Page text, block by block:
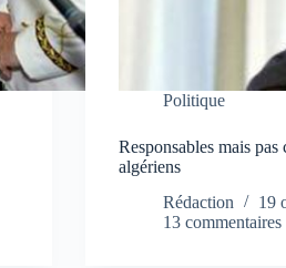
Politique
Responsables mais
algériens
Rédaction
19
13 commentaires